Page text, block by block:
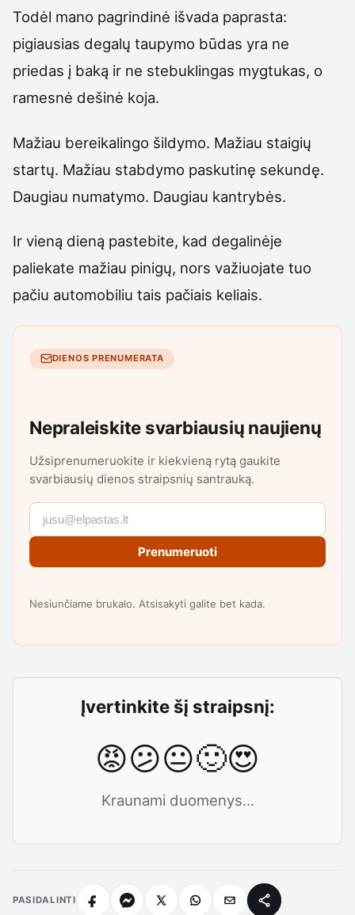
Todėl mano pagrindinė išvada paprasta:
pigiausias degalų taupymo būdas yra ne
priedas į baką ir ne stebuklingas mygtukas, o
ramesnė dešinė koja.
Mažiau bereikalingo šildymo. Mažiau staigių
startų. Mažiau stabdymo paskutinę sekundę.
Daugiau numatymo. Daugiau kantrybės.
Ir vieną dieną pastebite, kad degalinėje
paliekate mažiau pinigų, nors važiuojate tuo
pačiu automobiliu tais pačiais keliais.
DIENOS PRENUMERATA
Nepraleiskite svarbiausių naujienų
Užsiprenumeruokite ir kiekvieną rytą gaukite
svarbiausių dienos straipsnių santrauką.
Prenumeruoti
Nesiunčiame brukalo. Atsisakyti galite bet kada.
Įvertinkite šį straipsnį:
😡😕😐🙂😍
Kraunami duomenys...
PASIDALINTI